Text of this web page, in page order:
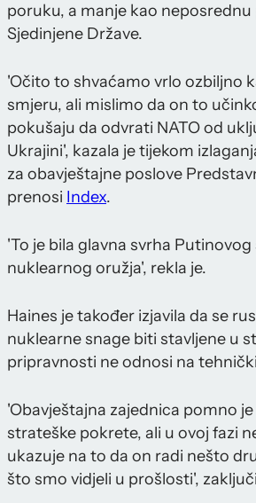
poruku, a manje kao neposrednu
Sjedinjene Države.
'Očito to shvaćamo vrlo ozbiljno
smjeru, ali mislimo da on to
pokušaju da odvrati NATO od
Ukrajini', kazala je tijekom
za obavještajne poslove
prenosi Index.
'To je bila glavna svrha
nuklearnog oružja', rekla je.
Haines je također izjavila da se
nuklearne snage biti stavljene u
pripravnosti ne odnosi na
'Obavještajna zajednica pomno
strateške pokrete, ali u ovoj fazi
ukazuje na to da on radi nešto
što smo vidjeli u prošlosti',